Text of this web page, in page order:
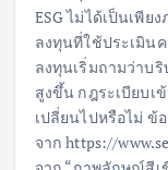
ESG ไม่ได้เป็นเพี
ลงทุนที่ใช้ประเมิน
ลงทุนเริ่มถามว่าบ
สูงขึ้น กฎระเบียบเ
เปลี่ยนไปหรือไม่ ข้
จาก https://